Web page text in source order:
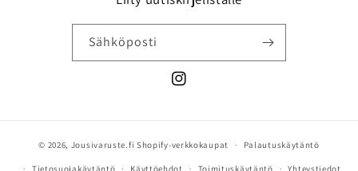
Sähköposti
Instagram
© 2026, Jousivaruste.fi Shopify-verkkokaupat Palautuskäytäntö
Tietosuojakäytäntö Käyttöehdot Toimituskäytäntö Yhteystiedot